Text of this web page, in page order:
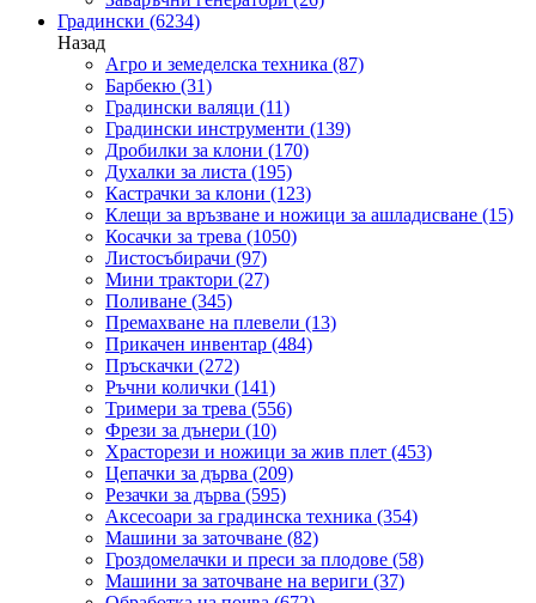
Градински (6234)
Назад
Агро и земеделска техника (87)
Барбекю (31)
Градински валяци (11)
Градински инструменти (139)
Дробилки за клони (170)
Духалки за листа (195)
Кастрачки за клони (123)
Клещи за връзване и ножици за ашладисване (15)
Косачки за трева (1050)
Листосъбирачи (97)
Мини трактори (27)
Поливане (345)
Премахване на плевели (13)
Прикачен инвентар (484)
Пръскачки (272)
Ръчни колички (141)
Тримери за трева (556)
Фрези за дънери (10)
Храсторези и ножици за жив плет (453)
Цепачки за дърва (209)
Резачки за дърва (595)
Аксесоари за градинска техника (354)
Машини за заточване (82)
Гроздомелачки и преси за плодове (58)
Машини за заточване на вериги (37)